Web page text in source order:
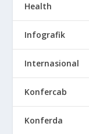
Health
Infografik
Internasional
Konfercab
Konferda